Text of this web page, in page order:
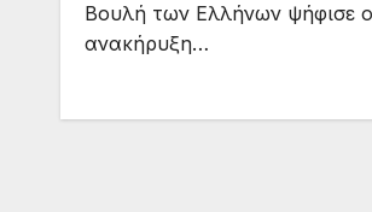
Βουλή των Ελλήνων ψήφισε
ανακήρυξη…